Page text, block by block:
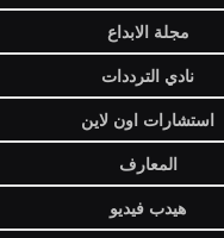
مجلة الابداع
نادي الترددات
استشارات اون لاين
المعارف
هيدب فيديو